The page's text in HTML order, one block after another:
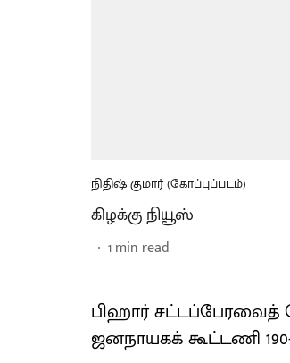
நிதிஷ் குமார் (கோப்புப்படம்)
கிழக்கு நியூஸ்
1min read
பிஹார் சட்டப்பேரவைத்
ஜனநாயகக் கூட்டணி